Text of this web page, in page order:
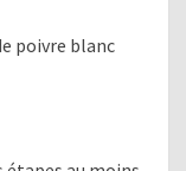
poivre blanc